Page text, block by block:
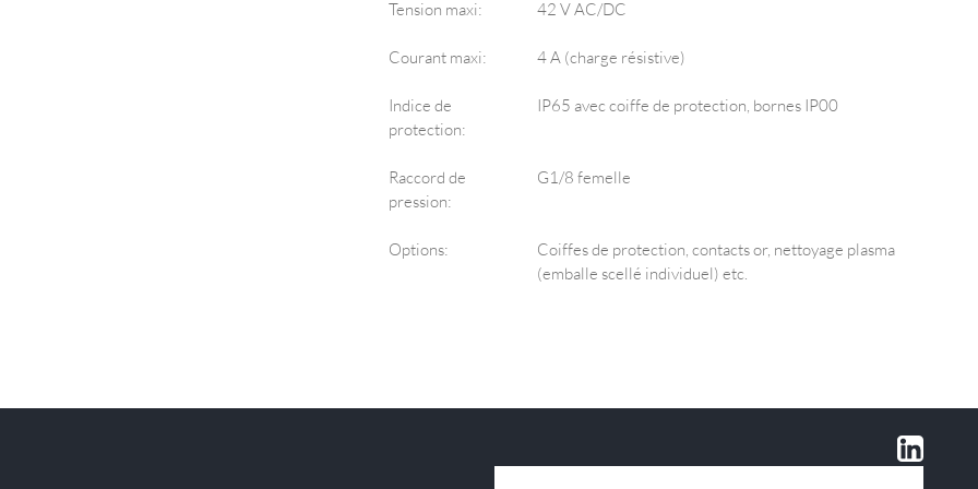
Tension maxi: 42 V AC/DC
Courant maxi: 4 A (charge résistive)
Indice de
protection:
IP65 avec coiffe de protection, bornes IP00
Raccord de
pression:
G1/8 femelle
Options:
Coiffes de protection, contacts or, nettoyage plasma
(emballe scellé individuel) etc.